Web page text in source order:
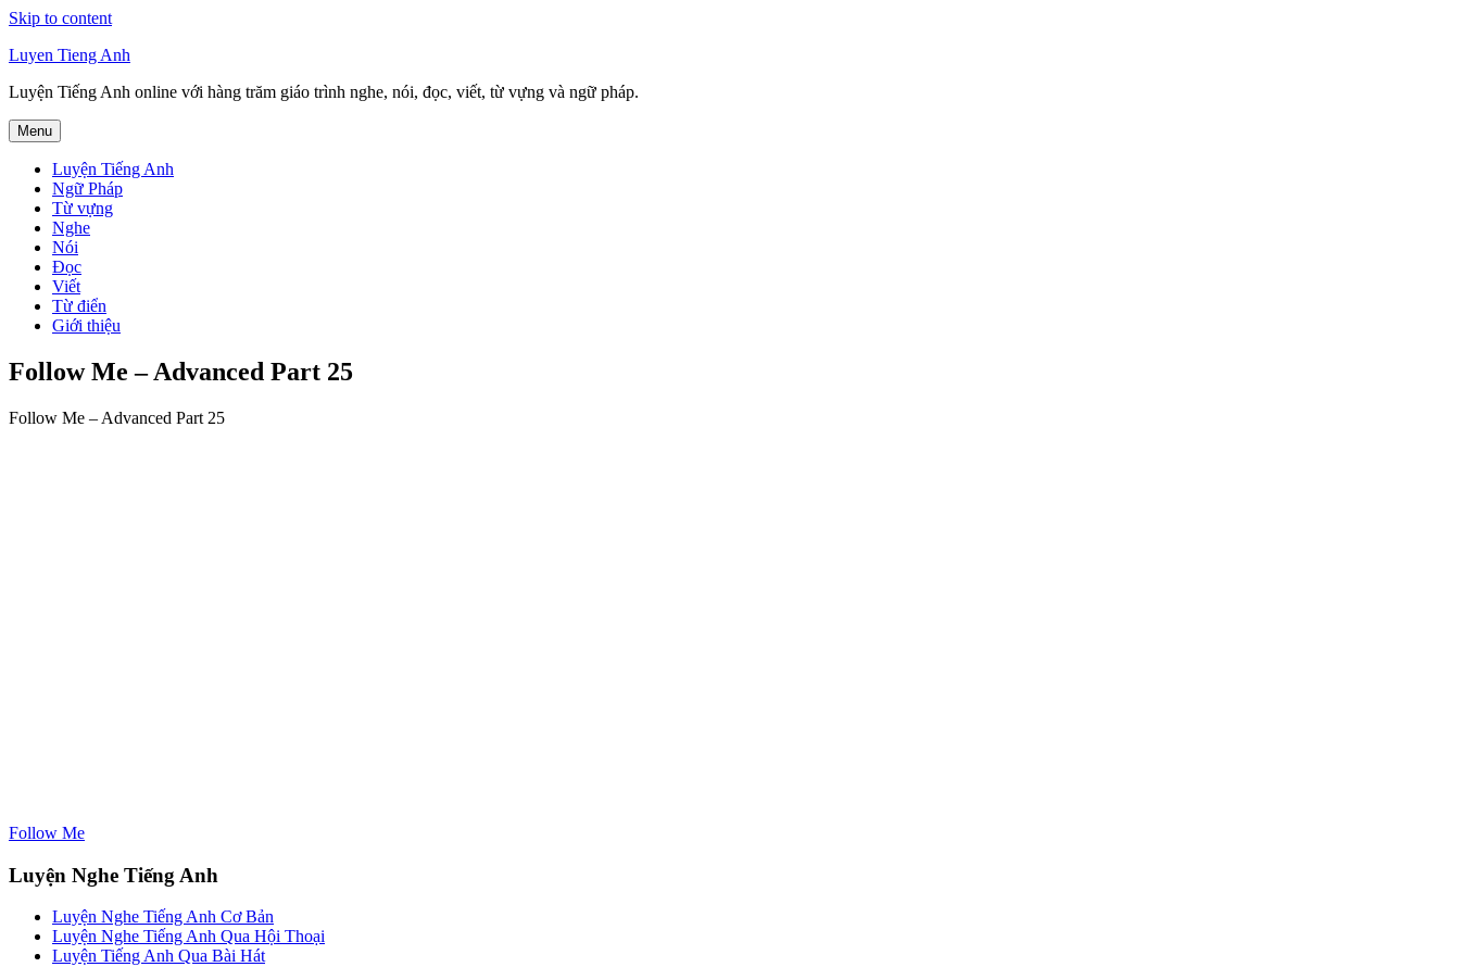
Skip to content
Luyen Tieng Anh
Luyện Tiếng Anh online với hàng trăm giáo trình nghe, nói, đọc, viết, từ vựng và ngữ pháp.
Menu
Luyện Tiếng Anh
Ngữ Pháp
Từ vựng
Nghe
Nói
Đọc
Viết
Từ điển
Giới thiệu
Follow Me – Advanced Part 25
Follow Me – Advanced Part 25
Follow Me
Luyện Nghe Tiếng Anh
Luyện Nghe Tiếng Anh Cơ Bản
Luyện Nghe Tiếng Anh Qua Hội Thoại
Luyện Tiếng Anh Qua Bài Hát